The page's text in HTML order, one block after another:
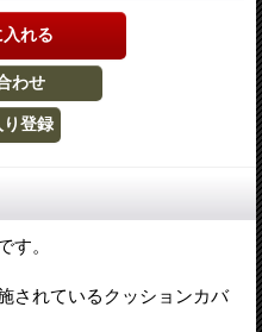
す。
されているクッションカバ